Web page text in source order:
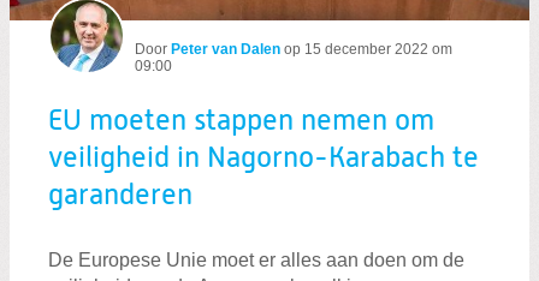
Door Peter van Dalen op 15 december 2022 om
09:00
EU moeten stappen nemen om
veiligheid in Nagorno-Karabach te
garanderen
De Europese Unie moet er alles aan doen om de